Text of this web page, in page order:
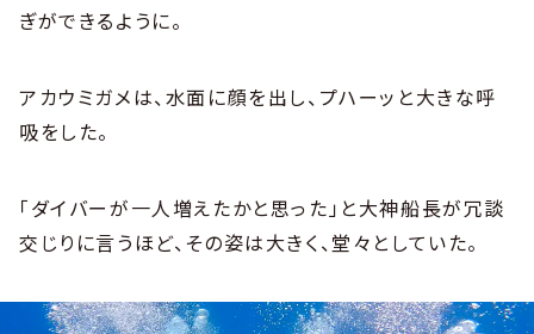
ぎができるように。
アカウミガメは、水面に顔を出し、プハーッと大きな呼
吸をした。
「ダイバーが一人増えたかと思った」と大神船長が冗談
交じりに言うほど、その姿は大きく、堂々としていた。